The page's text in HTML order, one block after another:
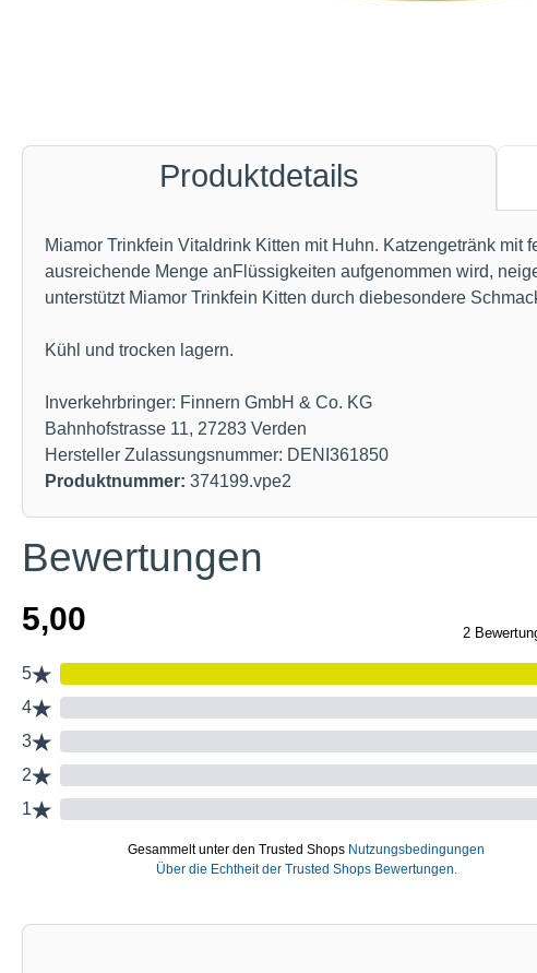
Produktdetails
Miamor Trinkfein Vitaldrink Kitten mit Huhn. Katzengetränk
ausreichende Menge anFlüssigkeiten aufgenommen wird,
unterstützt Miamor Trinkfein Kitten durch diebesondere
Kühl und trocken lagern.
Inverkehrbringer: Finnern GmbH & Co. KG
Bahnhofstrasse 11, 27283 Verden
Hersteller Zulassungsnummer: DENI361850
Produktnummer: 374199.vpe2
Bewertungen